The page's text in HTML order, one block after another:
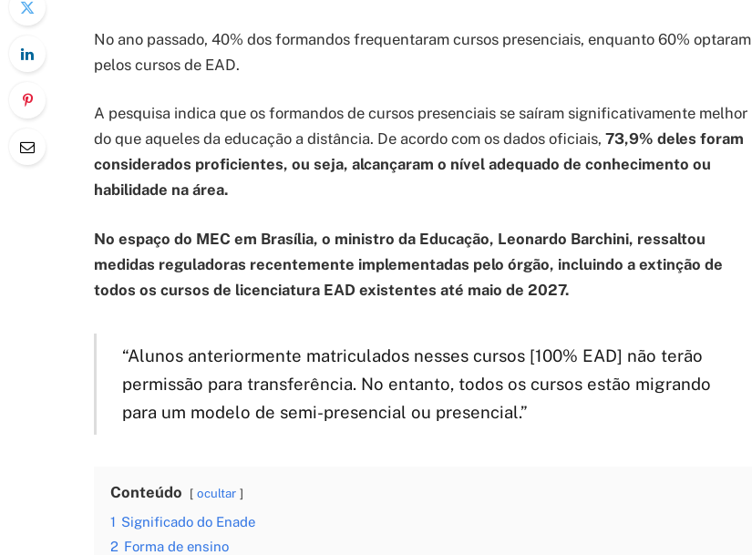
No ano passado, 40% dos formandos frequentaram cursos presenciais, enquanto 60% optaram
pelos cursos de EAD.
A pesquisa indica que os formandos de cursos presenciais se saíram significativamente melhor
do que aqueles da educação a distância. De acordo com os dados oficiais, 73,9% deles foram
considerados proficientes, ou seja, alcançaram o nível adequado de conhecimento ou
habilidade na área.
No espaço do MEC em Brasília, o ministro da Educação, Leonardo Barchini, ressaltou
medidas reguladoras recentemente implementadas pelo órgão, incluindo a extinção de
todos os cursos de licenciatura EAD existentes até maio de 2027.
“Alunos anteriormente matriculados nesses cursos [100% EAD] não terão
permissão para transferência. No entanto, todos os cursos estão migrando
para um modelo de semi-presencial ou presencial.”
Conteúdo ocultar
1 Significado do Enade
2 Forma de ensino